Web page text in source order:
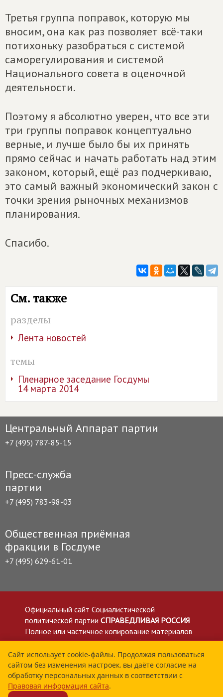
Третья группа поправок, которую мы
вносим, она как раз позволяет всё-таки
потихоньку разобраться с системой
саморегулирования и системой
Национального совета в оценочной
деятельности.
Поэтому я абсолютно уверен, что все эти
три группы поправок концептуально
верные, и лучше было бы их принять
прямо сейчас и начать работать над этим
законом, который, ещё раз подчеркиваю,
это самый важный экономический закон с
точки зрения рыночных механизмов
планирования.
Спасибо.
См. также
разделы
Лента новостей
темы
Пленарное заседание Госдумы
14 марта 2014
Центральный Аппарат партии
+7 (495) 787-85-15
Пресс-служба
партии
+7 (495) 783-98-03
Общественная приёмная
фракции в Госдуме
+7 (495) 629-61-01
Официальный сайт Социалистической
политической партии СПРАВЕДЛИВАЯ РОССИЯ
Полное или частичное копирование материалов
приветствуется со ссылкой на сайт spravedlivo.ru
Политика в отношении обработки персональных
данных
Все материалы сайта spravedlivo.ru доступны по
лицензии Creative Commons Attribution 4.0 International
Сайт использует cookie-файлы. Продолжая пользоваться
сайтом без изменения настроек, вы даёте согласие на
обработку персональных данных в соответствии с
Правовая информация сайта.